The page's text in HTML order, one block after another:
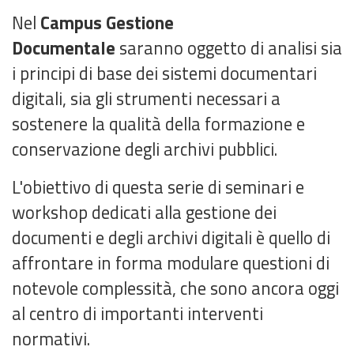
Nel Campus Gestione
Documentale saranno oggetto di analisi sia
i principi di base dei sistemi documentari
digitali, sia gli strumenti necessari a
sostenere la qualità della formazione e
conservazione degli archivi pubblici.
L'obiettivo di questa serie di seminari e
workshop dedicati alla gestione dei
documenti e degli archivi digitali è quello di
affrontare in forma modulare questioni di
notevole complessità, che sono ancora oggi
al centro di importanti interventi
normativi.